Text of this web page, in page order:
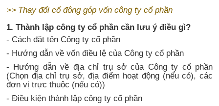
>> Thay đổi cổ đông góp vốn công ty cổ phần
1. Thành lập công ty cổ phần cần lưu ý điều gì?
- Cách đặt tên Công ty cổ phần
- Hướng dẫn về vốn điều lệ của Công ty cổ phần
- Hướng dẫn về địa chỉ trụ sở của Công ty cổ phần
(Chọn địa chỉ trụ sở, địa điểm hoạt động (nếu có), các
đơn vị trực thuộc (nếu có))
- Điều kiện thành lập công ty cổ phần